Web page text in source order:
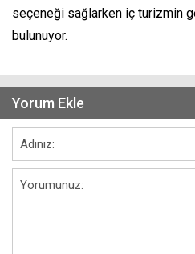
seçeneği sağlarken iç turizmin
bulunuyor.
Yorum Ekle